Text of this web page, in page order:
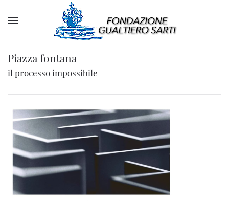
Piazza fontana
il processo impossibile